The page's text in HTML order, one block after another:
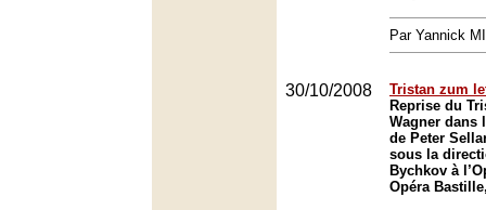
Par Yannick
30/10/2008
Tristan zum
Reprise du
Wagner dans
de Peter
sous la
Bychkov à
Opéra